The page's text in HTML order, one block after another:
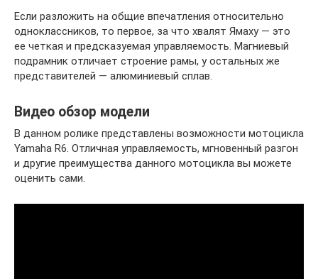
Если разложить на общие впечатления относительно
одноклассников, то первое, за что хвалят Ямаху — это
ее четкая и предсказуемая управляемость. Магниевый
подрамник отличает строение рамы, у остальных же
представителей — алюминиевый сплав.
Видео обзор модели
В данном ролике представлены возможности мотоцикла
Yamaha R6. Отличная управляемость, мгновенный разгон
и другие преимущества данного мотоцикла вы можете
оценить сами.